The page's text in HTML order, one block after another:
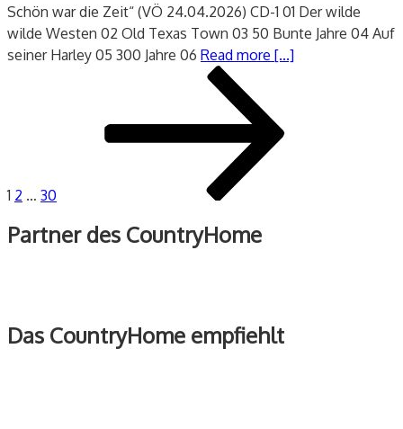
Schön war die Zeit“ (VÖ 24.04.2026) CD-1 01 Der wilde
wilde Westen 02 Old Texas Town 03 50 Bunte Jahre 04 Auf
seiner Harley 05 300 Jahre 06 Read more [...]
Seitennummerierung
1 2 … 30
Partner des CountryHome
Das CountryHome empfiehlt